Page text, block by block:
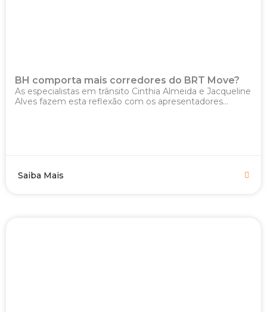
BH comporta mais corredores do BRT Move?
As especialistas em trânsito Cinthia Almeida e Jacqueline
Alves fazem esta reflexão com os apresentadores...
Saiba Mais